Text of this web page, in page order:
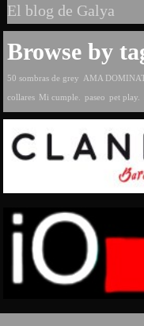
El blog de Galya
Browse by
50 sombras de grey AMA
collares Mi cumple. paseo pet play.